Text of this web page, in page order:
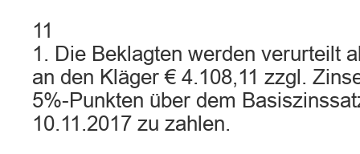
11
1. Die Beklagten werden verurteilt
an den Kläger € 4.108,11 zzgl.
5%-Punkten über dem
10.11.2017 zu zahlen.